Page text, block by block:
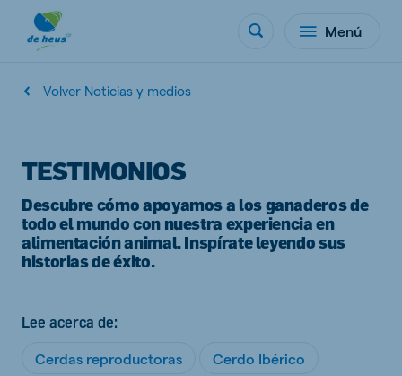
Menú
Volver Noticias y medios
TESTIMONIOS
Descubre cómo apoyamos a los ganaderos de
todo el mundo con nuestra experiencia en
alimentación animal. Inspírate leyendo sus
historias de éxito.
Lee acerca de:
Cerdas reproductoras Cerdo Ibérico